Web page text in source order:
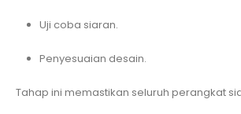
Uji coba siaran.
Penyesuaian desain.
Tahap ini memastikan seluruh perangkat